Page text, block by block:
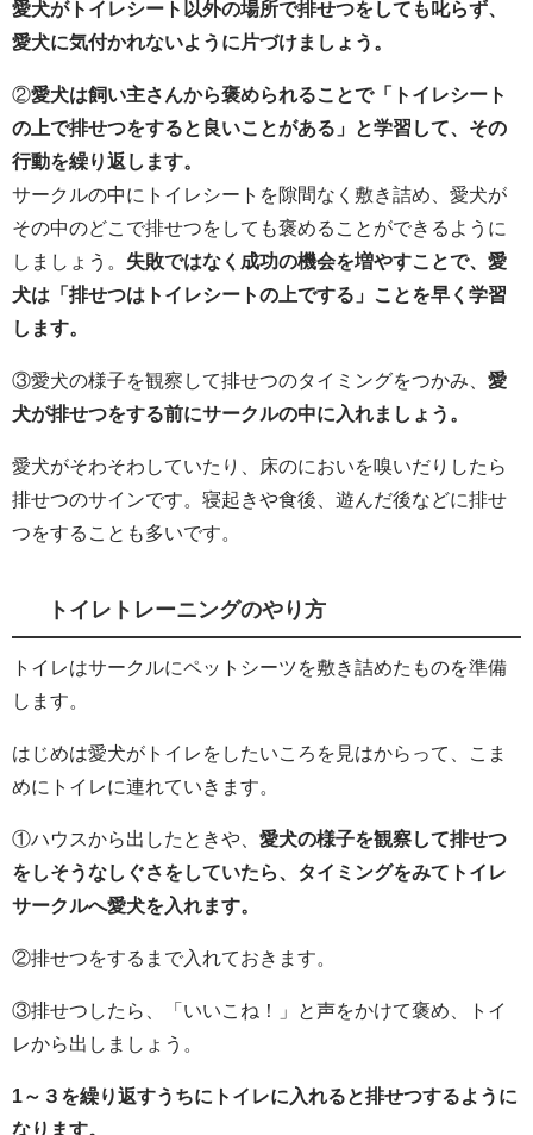
愛犬がトイレシート以外の場所で排せつをしても叱らず、
愛犬に気付かれないように片づけましょう。
②愛犬は飼い主さんから褒められることで「トイレシート
の上で排せつをすると良いことがある」と学習して、その
行動を繰り返します。
サークルの中にトイレシートを隙間なく敷き詰め、愛犬が
その中のどこで排せつをしても褒めることができるように
しましょう。 失敗ではなく成功の機会を増やすことで、愛
犬は「排せつはトイレシートの上でする」ことを早く学習
します。
③愛犬の様子を観察して排せつのタイミングをつかみ、 愛
犬が排せつをする前にサークルの中に入れましょう。
愛犬がそわそわしていたり、床のにおいを嗅いだりしたら
排せつのサインです。寝起きや食後、遊んだ後などに排せ
つをすることも多いです。
トイレトレーニングのやり方
トイレはサークルにペットシーツを敷き詰めたものを準備
します。
はじめは愛犬がトイレをしたいころを見はからって、こま
めにトイレに連れていきます。
①ハウスから出したときや、 愛犬の様子を観察して排せつ
をしそうなしぐさをしていたら、タイミングをみてトイレ
サークルへ愛犬を入れます。
②排せつをするまで入れておきます。
③排せつしたら、「いいこね！」と声をかけて褒め、トイ
レから出しましょう。
1～３を繰り返すうちにトイレに入れると排せつするように
なります。